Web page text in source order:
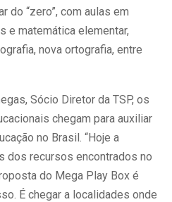
do “zero”, com aulas em
e matemática elementar,
nova ortografia, entre
Sócio Diretor da TSP, os
chegam para auxiliar
no Brasil. “Hoje a
dos recursos encontrados no
do Mega Play Box é
É chegar a localidades onde